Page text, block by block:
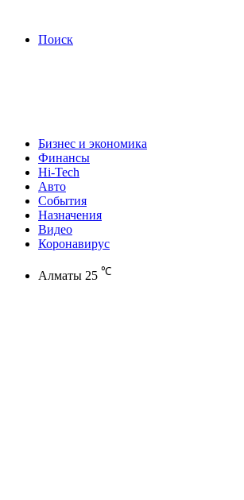
Поиск
Бизнес и экономика
Финансы
Hi-Tech
Авто
События
Назначения
Видео
Коронавирус
Алматы 25 ℃